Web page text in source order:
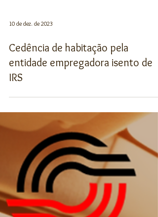
Cedência de habitação pela
entidade empregadora isento de
IRS